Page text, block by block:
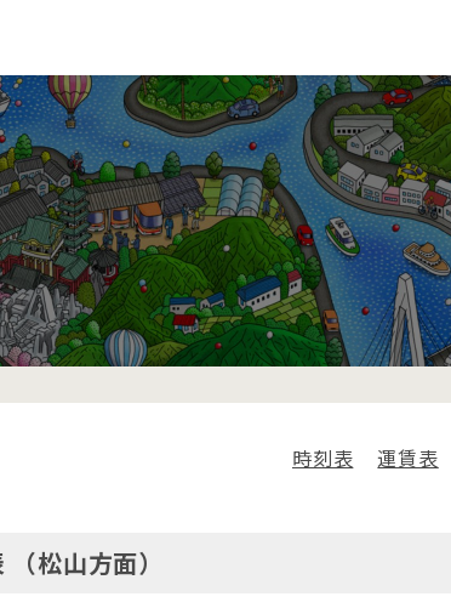
時刻表 運賃表
松山方面）